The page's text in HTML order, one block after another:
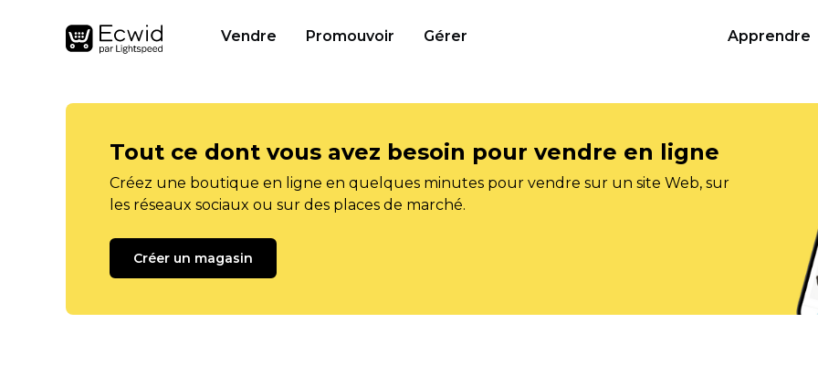
Vendre Promouvoir Gérer Apprendre
Tout ce dont vous avez besoin pour vendre en ligne
Créez une boutique en ligne en quelques minutes pour vendre sur un site Web, sur
les réseaux sociaux ou sur des places de marché.
Créer un magasin